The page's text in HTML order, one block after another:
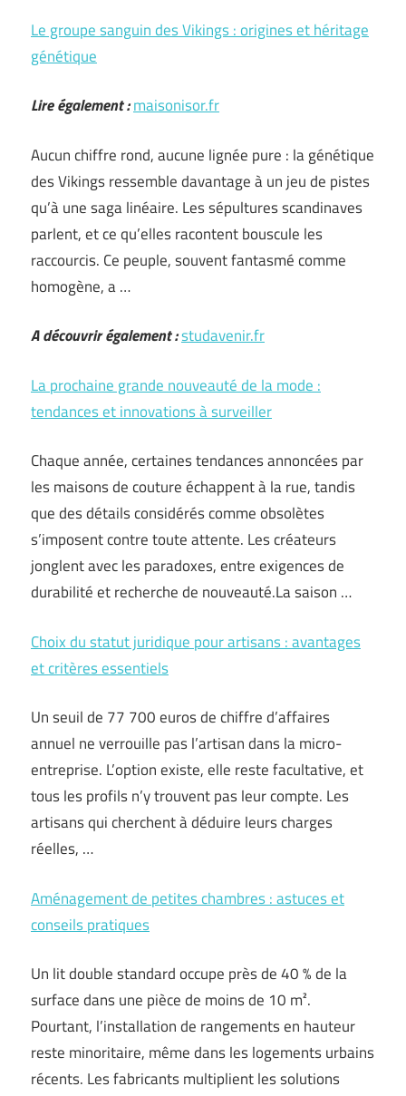
Le groupe sanguin des Vikings : origines et héritage
génétique
Lire également :maisonisor.fr
Aucun chiffre rond, aucune lignée pure : la génétique
des Vikings ressemble davantage à un jeu de pistes
qu’à une saga linéaire. Les sépultures scandinaves
parlent, et ce qu’elles racontent bouscule les
raccourcis. Ce peuple, souvent fantasmé comme
homogène, a …
A découvrir également :studavenir.fr
La prochaine grande nouveauté de la mode :
tendances et innovations à surveiller
Chaque année, certaines tendances annoncées par
les maisons de couture échappent à la rue, tandis
que des détails considérés comme obsolètes
s’imposent contre toute attente. Les créateurs
jonglent avec les paradoxes, entre exigences de
durabilité et recherche de nouveauté.La saison …
Choix du statut juridique pour artisans : avantages
et critères essentiels
Un seuil de 77 700 euros de chiffre d’affaires
annuel ne verrouille pas l’artisan dans la micro-
entreprise. L’option existe, elle reste facultative, et
tous les profils n’y trouvent pas leur compte. Les
artisans qui cherchent à déduire leurs charges
réelles, …
Aménagement de petites chambres : astuces et
conseils pratiques
Un lit double standard occupe près de 40 % de la
surface dans une pièce de moins de 10 m².
Pourtant, l’installation de rangements en hauteur
reste minoritaire, même dans les logements urbains
récents. Les fabricants multiplient les solutions